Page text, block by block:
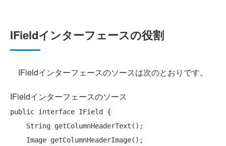
IFieldインターフェースの役割
IFieldインターフェースのソースは次のとおりです。
IFieldインターフェースのソース
public interface IField {